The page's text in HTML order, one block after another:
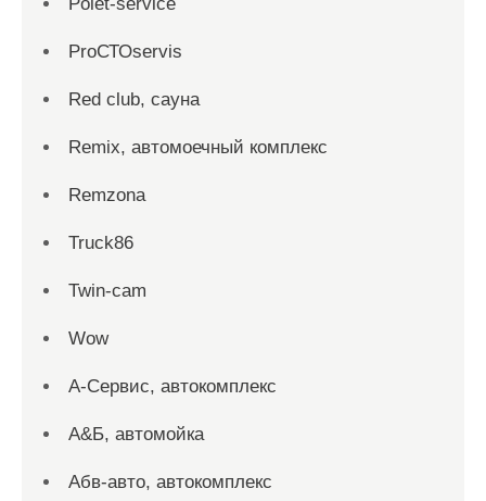
ProСТОservis
Red сlub, сауна
Remix, автомоечный комплекс
Remzona
Truck86
Twin-cam
Wow
А-Сервис, автокомплекс
А&Б, автомойка
Абв-авто, автокомплекс